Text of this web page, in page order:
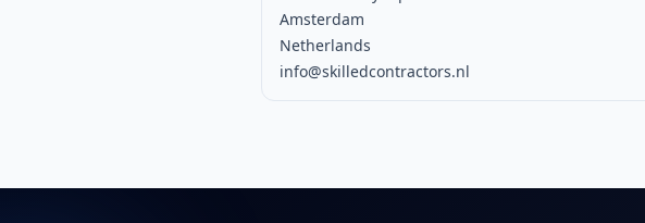
Amsterdam
Netherlands
info@skilledcontractors.nl